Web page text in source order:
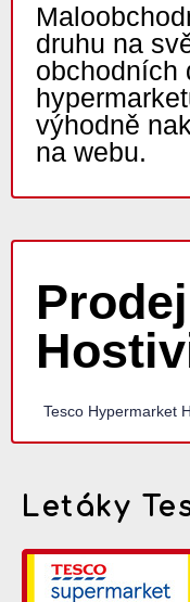
druhu na
obchodních
výhodně
na webu.
Tesco Hypermarket
Letáky